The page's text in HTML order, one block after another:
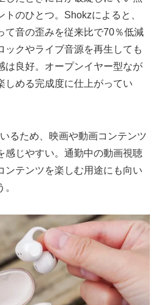
のひとつ。Shokzによると、
て音の歪みを従来比で70％低減
ックやライブ音源を再生しても
は良好。オープンイヤー型なが
しめる完成度に仕上がってい
るため、映画や動画コンテンツ
感じやすい。通勤中の動画視聴
ンテンツを楽しむ用途にも向い